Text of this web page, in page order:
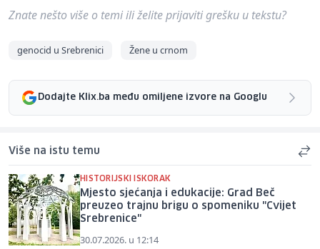
Znate nešto više o temi ili želite prijaviti grešku u tekstu?
genocid u Srebrenici Žene u crnom
Dodajte Klix.ba među omiljene izvore na Googlu
Više na istu temu
HISTORIJSKI ISKORAK
Mjesto sjećanja i edukacije: Grad Beč
preuzeo trajnu brigu o spomeniku "Cvijet
Srebrenice"
30.07.2026. u 12:14